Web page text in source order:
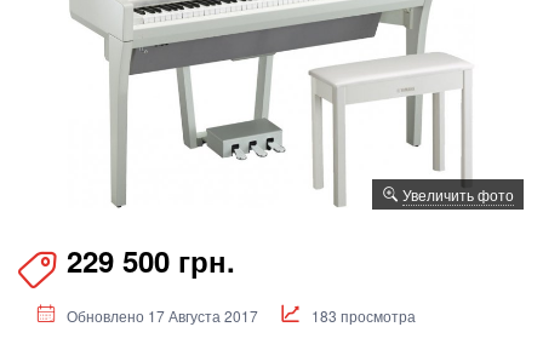
Увеличить фото
229 500 грн.
Обновлено 17 Августа 2017 183 просмотра